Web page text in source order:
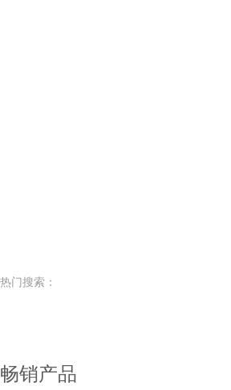
热门搜索：
畅销产品